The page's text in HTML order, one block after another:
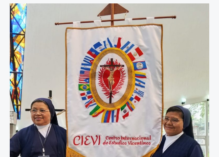
Provincial
2026